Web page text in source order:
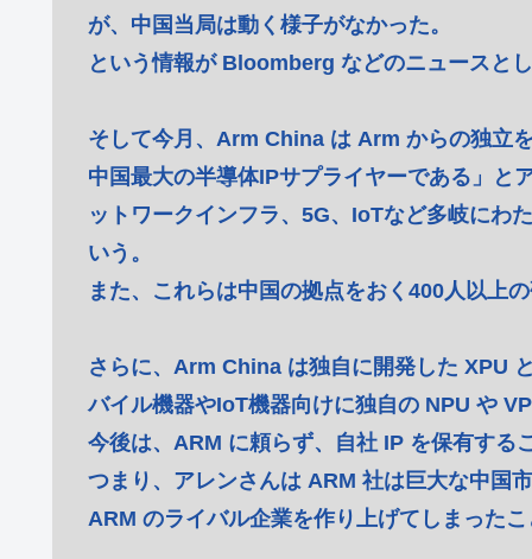
が、中国当局は動く様子がなかった。
という情報が Bloomberg などのニュースと
そして今月、Arm China は Arm からの独立
中国最大の半導体IPサプライヤーである」と
ットワークインフラ、5G、IoTなど多岐にわ
いう。
また、これらは中国の拠点をおく400人以上
さらに、Arm China は独自に開発した XPU
バイル機器やIoT機器向けに独自の NPU や
今後は、ARM に頼らず、自社 IP を保有する
つまり、アレンさんは ARM 社は巨大な中国
ARM のライバル企業を作り上げてしまった